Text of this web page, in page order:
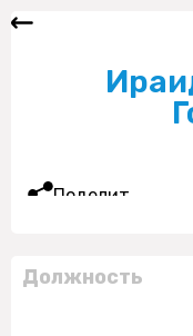
Поделиться
Должность